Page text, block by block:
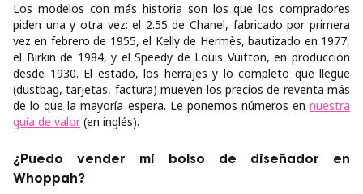
Los modelos con más historia son los que los compradores
piden una y otra vez: el 2.55 de Chanel, fabricado por primera
vez en febrero de 1955, el Kelly de Hermès, bautizado en 1977,
el Birkin de 1984, y el Speedy de Louis Vuitton, en producción
desde 1930. El estado, los herrajes y lo completo que llegue
(dustbag, tarjetas, factura) mueven los precios de reventa más
de lo que la mayoría espera. Le ponemos números en nuestra
guía de valor (en inglés).
¿Puedo vender mi bolso de diseñador en
Whoppah?